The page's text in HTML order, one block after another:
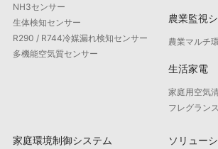
NH3センサー
生体検知センサー
R290 / R744冷媒漏れ検知センサー
多機能空気質センサー
農業監視
農業マルチ
生活家電
家庭用空気
フレグラン
家庭環境制御システム ソリュー